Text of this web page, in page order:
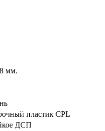
мм.
пластик CPL
ДСП